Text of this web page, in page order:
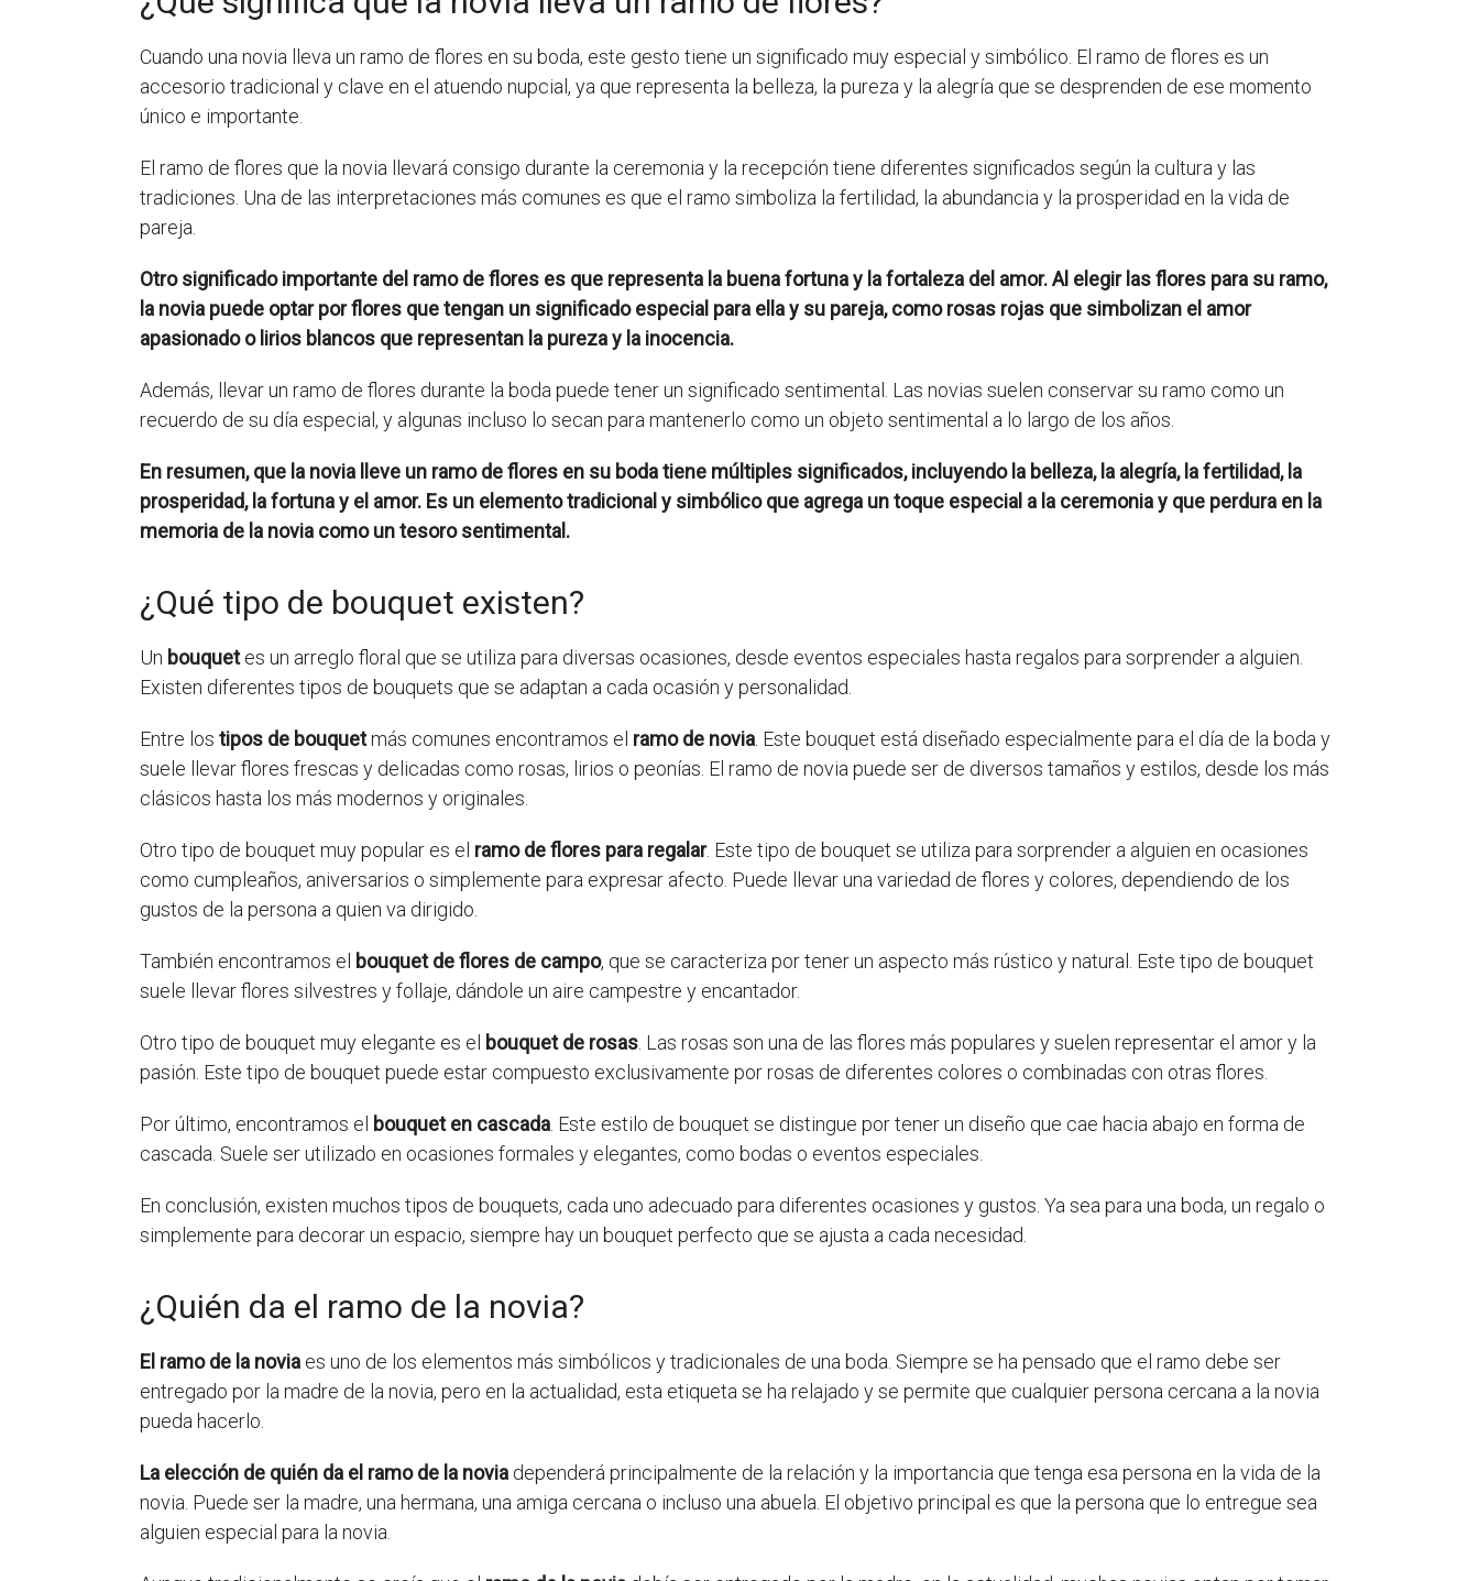
Cuando una novia lleva un ramo de flores en su boda, este gesto tiene un significado muy especial y simbólico. El ramo de flores es un
accesorio tradicional y clave en el atuendo nupcial, ya que representa la belleza, la pureza y la alegría que se desprenden de ese momento
único e importante.
El ramo de flores que la novia llevará consigo durante la ceremonia y la recepción tiene diferentes significados según la cultura y las
tradiciones. Una de las interpretaciones más comunes es que el ramo simboliza la fertilidad, la abundancia y la prosperidad en la vida de
pareja.
Otro significado importante del ramo de flores es que representa la buena fortuna y la fortaleza del amor. Al elegir las flores para su ramo,
la novia puede optar por flores que tengan un significado especial para ella y su pareja, como rosas rojas que simbolizan el amor
apasionado o lirios blancos que representan la pureza y la inocencia.
Además, llevar un ramo de flores durante la boda puede tener un significado sentimental. Las novias suelen conservar su ramo como un
recuerdo de su día especial, y algunas incluso lo secan para mantenerlo como un objeto sentimental a lo largo de los años.
En resumen, que la novia lleve un ramo de flores en su boda tiene múltiples significados, incluyendo la belleza, la alegría, la fertilidad, la
prosperidad, la fortuna y el amor. Es un elemento tradicional y simbólico que agrega un toque especial a la ceremonia y que perdura en la
memoria de la novia como un tesoro sentimental.
¿Qué tipo de bouquet existen?
Un bouquetes un arreglo floral que se utiliza para diversas ocasiones, desde eventos especiales hasta regalos para sorprender a alguien.
Existen diferentes tipos de bouquets que se adaptan a cada ocasión y personalidad.
Entre los tipos de bouquetmás comunes encontramos el ramo de novia. Este bouquet está diseñado especialmente para el día de la boda y
suele llevar flores frescas y delicadas como rosas, lirios o peonías. El ramo de novia puede ser de diversos tamaños y estilos, desde los más
clásicos hasta los más modernos y originales.
Otro tipo de bouquet muy popular es el ramo de flores para regalar. Este tipo de bouquet se utiliza para sorprender a alguien en ocasiones
como cumpleaños, aniversarios o simplemente para expresar afecto. Puede llevar una variedad de flores y colores, dependiendo de los
gustos de la persona a quien va dirigido.
También encontramos el bouquet de flores de campo, que se caracteriza por tener un aspecto más rústico y natural. Este tipo de bouquet
suele llevar flores silvestres y follaje, dándole un aire campestre y encantador.
Otro tipo de bouquet muy elegante es el bouquet de rosas. Las rosas son una de las flores más populares y suelen representar el amor y la
pasión. Este tipo de bouquet puede estar compuesto exclusivamente por rosas de diferentes colores o combinadas con otras flores.
Por último, encontramos el bouquet en cascada. Este estilo de bouquet se distingue por tener un diseño que cae hacia abajo en forma de
cascada. Suele ser utilizado en ocasiones formales y elegantes, como bodas o eventos especiales.
En conclusión, existen muchos tipos de bouquets, cada uno adecuado para diferentes ocasiones y gustos. Ya sea para una boda, un regalo o
simplemente para decorar un espacio, siempre hay un bouquet perfecto que se ajusta a cada necesidad.
¿Quién da el ramo de la novia?
El ramo de la novia es uno de los elementos más simbólicos y tradicionales de una boda. Siempre se ha pensado que el ramo debe ser
entregado por la madre de la novia, pero en la actualidad, esta etiqueta se ha relajado y se permite que cualquier persona cercana a la novia
pueda hacerlo.
La elección de quién da el ramo de la novia dependerá principalmente de la relación y la importancia que tenga esa persona en la vida de la
novia. Puede ser la madre, una hermana, una amiga cercana o incluso una abuela. El objetivo principal es que la persona que lo entregue sea
alguien especial para la novia.